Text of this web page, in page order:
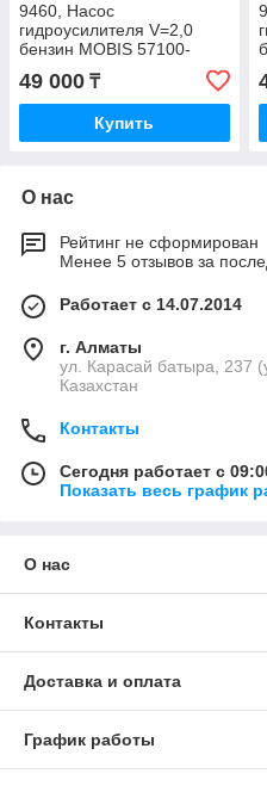
9460, Насос
гидроусилителя V=2,0
бензин MOBIS 57100-
49 000 ₸
Купить
О нас
Рейтинг не сформирован
Менее 5 отзывов за
Работает с 14.07.2014
г. Алматы
ул. Карасай батыра, 237
Казахстан
Контакты
Сегодня работает с
Показать весь график
О нас
Контакты
Доставка и оплата
График работы